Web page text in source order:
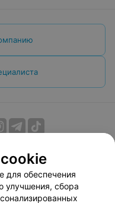
Способы оплаты
сервиса
для обеспечения
улучшения, сбора